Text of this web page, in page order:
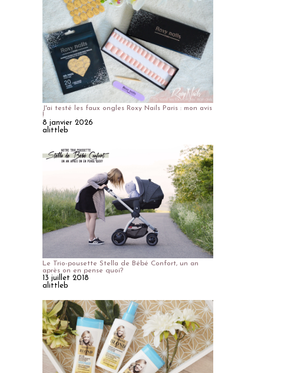
J'ai testé les faux ongles Roxy Nails Paris : mon avis
!
8 janvier 2026
alittleb
Le Trio-pousette Stella de Bébé Confort, un an
après on en pense quoi?
13 juillet 2018
alittleb